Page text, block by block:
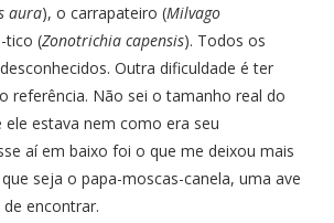
aura), o carrapateiro (Milvago
tico (Zonotrichia capensis). Todos os
Outra dificuldade é ter
referência. Não sei o tamanho real do
estava nem como era seu
aí em baixo foi o que me deixou mais
seja o papa-moscas-canela, uma ave
encontrar.